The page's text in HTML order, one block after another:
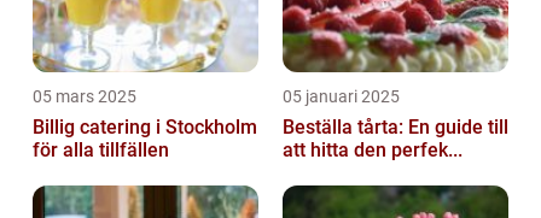
05 mars 2025
Billig catering i Stockholm
för alla tillfällen
05 januari 2025
Beställa tårta: En guide till
att hitta den perfek...